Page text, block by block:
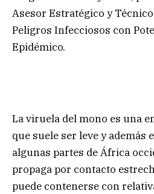
Asesor Estratégico y
Peligros Infecciosos con
Epidémico.
La viruela del mono es una
que suele ser leve y además
algunas partes de África
propaga por contacto
puede contenerse con